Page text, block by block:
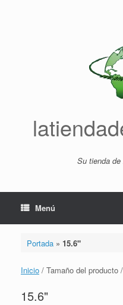
Su tienda
Menú
Portada» 15.6"
Inicio / Tamaño del producto
15.6"